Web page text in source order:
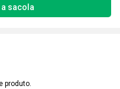
produto.